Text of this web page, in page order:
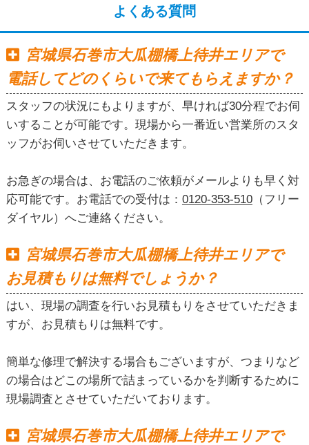
よくある質問
宮城県石巻市大瓜棚橋上待井エリアで
電話してどのくらいで来てもらえますか？
スタッフの状況にもよりますが、早ければ30分程でお伺
いすることが可能です。現場から一番近い営業所のスタ
ッフがお伺いさせていただきます。
お急ぎの場合は、お電話のご依頼がメールよりも早く対
応可能です。お電話での受付は： 0120-353-510（フリー
ダイヤル）へご連絡ください。
宮城県石巻市大瓜棚橋上待井エリアで
お見積もりは無料でしょうか？
はい、現場の調査を行いお見積もりをさせていただきま
すが、お見積もりは無料です。
簡単な修理で解決する場合もございますが、つまりなど
の場合はどこの場所で詰まっているかを判断するために
現場調査とさせていただいております。
宮城県石巻市大瓜棚橋上待井エリアで